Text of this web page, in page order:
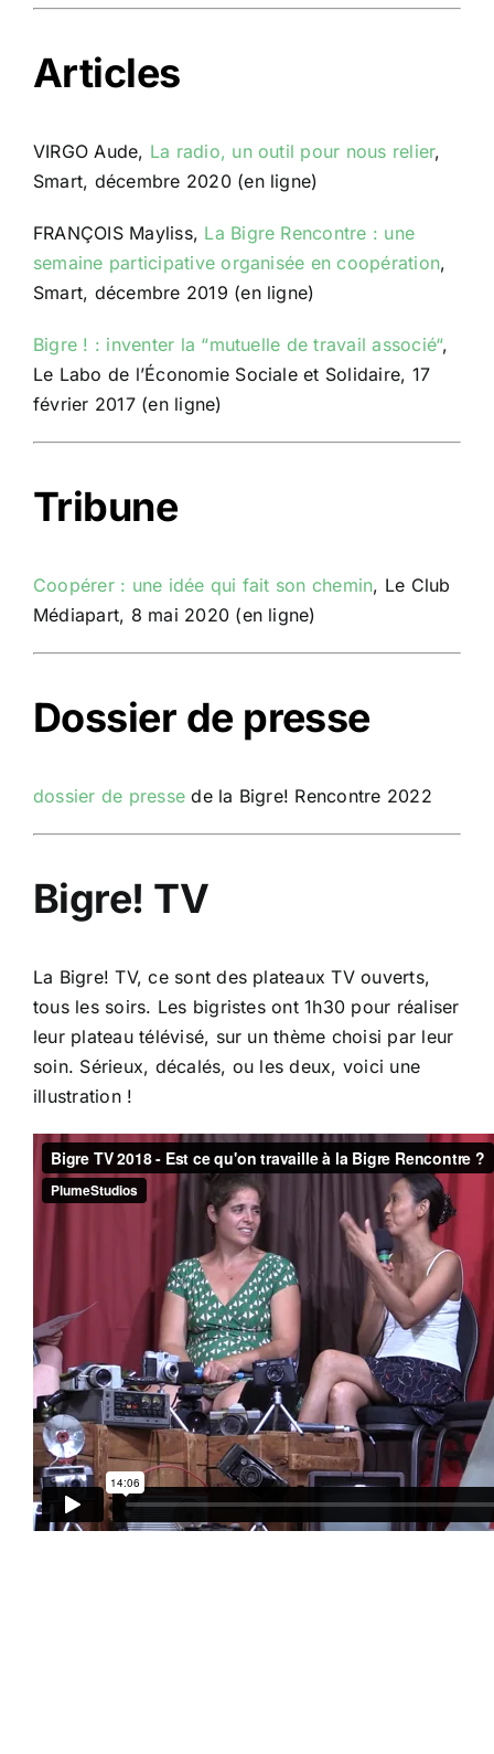
Articles
VIRGO Aude, La radio, un outil pour nous relier,
Smart, décembre 2020 (en ligne)
FRANÇOIS Mayliss, La Bigre Rencontre : une
semaine participative organisée en coopération,
Smart, décembre 2019 (en ligne)
Bigre ! : inventer la “mutuelle de travail associé“,
Le Labo de l’Économie Sociale et Solidaire, 17
février 2017 (en ligne)
Tribune
Coopérer : une idée qui fait son chemin, Le Club
Médiapart, 8 mai 2020 (en ligne)
Dossier de presse
dossier de presse de la Bigre! Rencontre 2022
Bigre! TV
La Bigre! TV, ce sont des plateaux TV ouverts,
tous les soirs. Les bigristes ont 1h30 pour réaliser
leur plateau télévisé, sur un thème choisi par leur
soin. Sérieux, décalés, ou les deux, voici une
illustration !